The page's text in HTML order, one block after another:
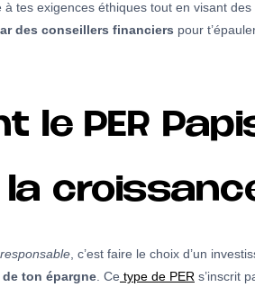
tes exigences éthiques tout en visant
des conseillers financiers pour
le PER
la
, c’est faire le choix d’un
ton épargne. Ce type de PER s’inscrit